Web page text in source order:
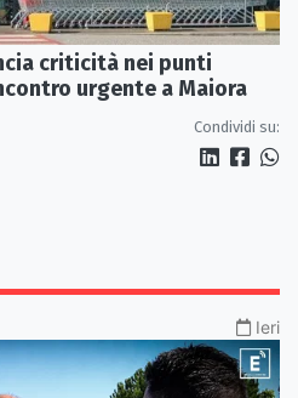
criticità nei punti
urgente a Maiora
Condividi su:
Ieri